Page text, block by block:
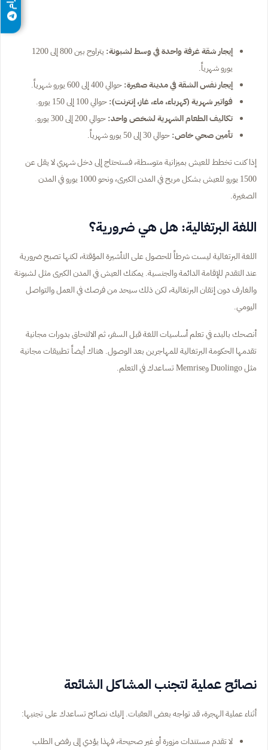
إيجار شقة غرفة واحدة في وسط لشبونة:
يتراوح بين 800 إلى 1200
يورو شهرياً.
إيجار نفس الشقة في مدينة صغيرة:حوالي 400 إلى 600 يورو شهرياً.
فواتير شهرية (كهرباء، ماء، غاز، إنترنت):حوالي 100 إلى 150 يورو.
تكاليف الطعام الشهرية لشخص واحد:حوالي 200 إلى 300 يورو.
تأمين صحي خاص:حوالي 30 إلى 50 يورو شهرياً.
إذا كنت تخطط للعيش بميزانية متوسطة، فستحتاج إلى دخل شهري لا يقل عن
1500 يورو للعيش بشكل مريح في المدن الكبرى، ونحو 1000 يورو في المدن
الصغيرة.
اللغة البرتغالية: هل هي ضرورية؟
اللغة البرتغالية ليست شرطاً للحصول على التأشيرة المؤقتة، لكنها تصبح ضرورية
عند التقدم للإقامة الدائمة والجنسية. يمكنك العيش في المدن الكبرى مثل لشبونة
والغارف دون إتقان البرتغالية، لكن ذلك سيحد من فرصك في العمل والتواصل
اليومي.
أنصحك بالبدء في تعلم أساسيات اللغة قبل السفر، ثم الالتحاق بدورات مجانية
تقدمها الحكومة البرتغالية للمهاجرين بعد الوصول. هناك أيضاً تطبيقات مجانية
مثل Duolingo وMemrise تساعدك في التعلم.
نصائح عملية لتجنب المشاكل الشائعة
أثناء عملية الهجرة، قد تواجه بعض العقبات. إليك نصائح تساعدك على تجنبها:
لا تقدم مستندات مزورة أو غير صحيحة، فهذا يؤدي إلى رفض الطلب